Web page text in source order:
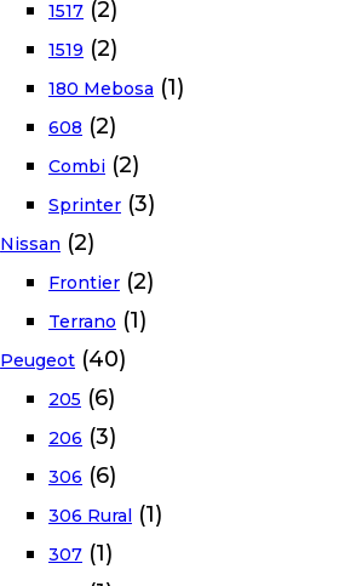
1517 (2)
1519 (2)
180 Mebosa (1)
608 (2)
Combi (2)
Sprinter (3)
Nissan (2)
Frontier (2)
Terrano (1)
Peugeot (40)
205 (6)
206 (3)
306 (6)
306 Rural (1)
307 (1)